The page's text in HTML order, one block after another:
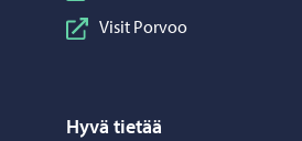
Visit Porvoo
Hyvä tietää